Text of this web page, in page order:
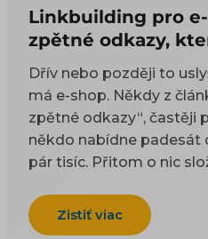
Linkbuilding pro
zpětné odkazy,
Dřív nebo později to
má e-shop. Někdy z
zpětné odkazy“, častěji
někdo nabídne padesát
pár tisíc. Přitom o nic
odkazy odjakživa bere
víc důvěryhodných webů
Zistiť viac